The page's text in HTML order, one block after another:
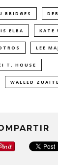
BRIDGES
ELBA KATE
LEE
T. HOUSE
WALEED